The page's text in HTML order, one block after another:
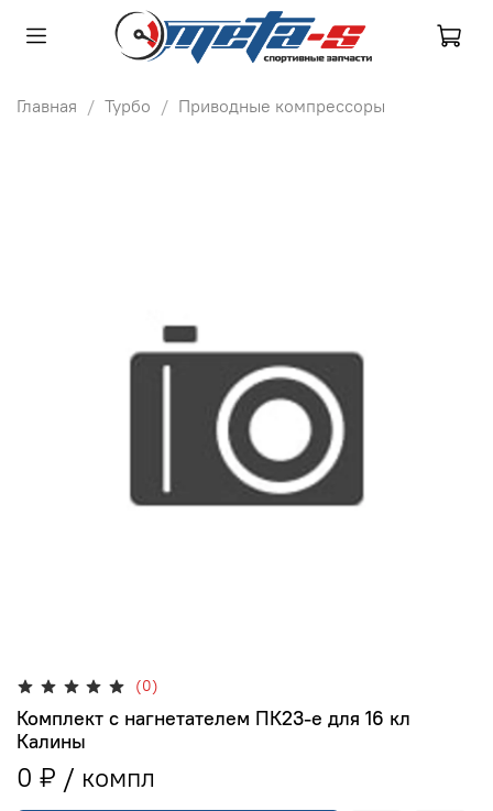
Главная Турбо Приводные компрессоры
(0)
Комплект с нагнетателем ПК23-е для 16 кл
Калины
0 ₽